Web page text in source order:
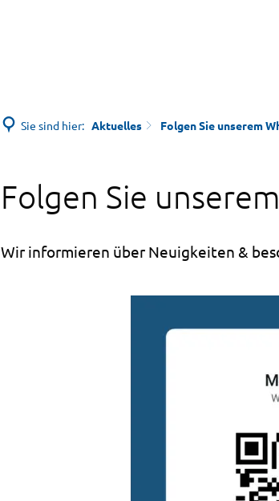
Sie sind hier: Aktuelles Folgen Sie unserem
Folgen Sie
Wir informieren über Neuigkeiten &